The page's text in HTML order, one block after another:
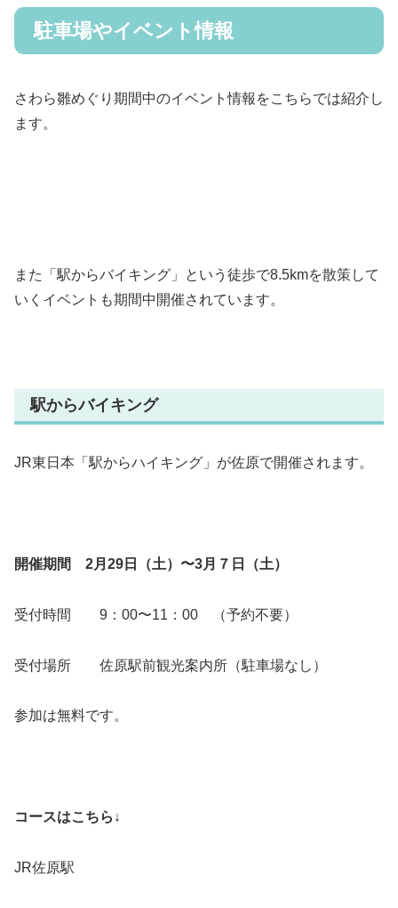
駐車場やイベント情報
さわら雛めぐり期間中のイベント情報をこちらでは紹介し
ます。
また「駅からバイキング」という徒歩で8.5kmを散策して
いくイベントも期間中開催されています。
駅からバイキング
JR東日本「駅からハイキング」が佐原で開催されます。
開催期間 2月29日（土）〜3月７日（土）
受付時間 9：00〜11：00 （予約不要）
受付場所 佐原駅前観光案内所（駐車場なし）
参加は無料です。
コースはこちら↓
JR佐原駅